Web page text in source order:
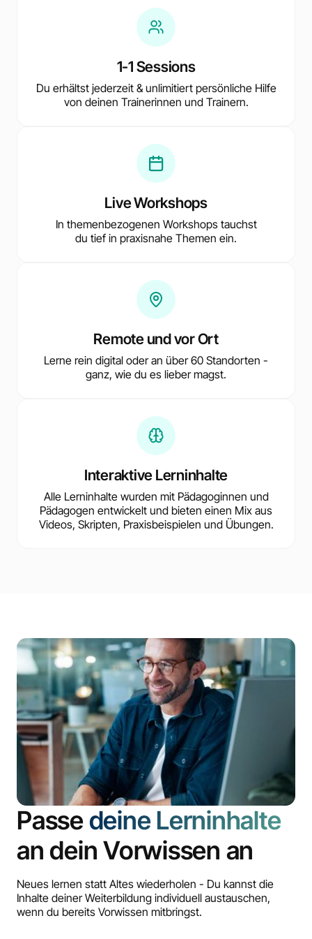
1-1 Sessions
Du erhältst jederzeit & unlimitiert persönliche Hilfe
von deinen Trainerinnen und Trainern.
Live Workshops
In themenbezogenen Workshops tauchst
du tief in praxisnahe Themen ein.
Remote und vor Ort
Lerne rein digital oder an über 60 Standorten -
ganz, wie du es lieber magst.
Interaktive Lerninhalte
Alle Lerninhalte wurden mit Pädagoginnen und
Pädagogen entwickelt und bieten einen Mix aus
Videos, Skripten, Praxisbeispielen und Übungen.
Passedeine Lerninhalte
an dein Vorwissen an
Neues lernen statt Altes wiederholen - Du kannst die
Inhalte deiner Weiterbildung individuell austauschen,
wenn du bereits Vorwissen mitbringst.